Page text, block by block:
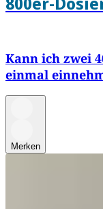
Kann ich zwei
einmal
Merken